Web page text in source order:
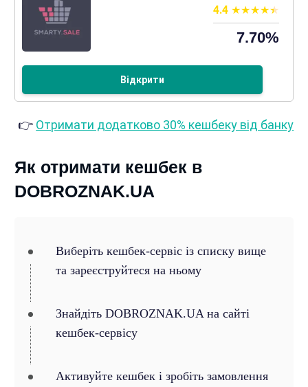
4.4
7.70%
Відкрити
👉 Отримати додатково 30% кешбеку від банку
Як отримати кешбек в
DOBROZNAK.UA
Виберіть кешбек-сервіс із списку вище
та зареєструйтеся на ньому
Знайдіть DOBROZNAK.UA на сайті
кешбек-сервісу
Активуйте кешбек і зробіть замовлення